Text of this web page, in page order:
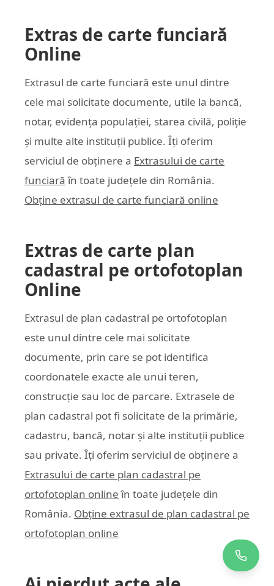
Extras de carte funciară
Online
Extrasul de carte funciară este unul dintre
cele mai solicitate documente, utile la bancă,
notar, evidența populației, starea civilă, poliție
și multe alte instituții publice. Îți oferim
serviciul de obținere a Extrasului de carte
funciară în toate județele din România.
Obține extrasul de carte funciară online
Extras de carte plan
cadastral pe ortofotoplan
Online
Extrasul de plan cadastral pe ortofotoplan
este unul dintre cele mai solicitate
documente, prin care se pot identifica
coordonatele exacte ale unui teren,
construcție sau loc de parcare. Extrasele de
plan cadastral pot fi solicitate de la primărie,
cadastru, bancă, notar și alte instituții publice
sau private. Îți oferim serviciul de obținere a
Extrasului de carte plan cadastral pe
ortofotoplan online în toate județele din
România. Obține extrasul de plan cadastral pe
ortofotoplan online